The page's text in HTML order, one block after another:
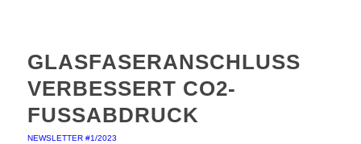
GLASFASERANSCHLUSS
VERBESSERT CO2-
FUSSABDRUCK
NEWSLETTER #1/2023